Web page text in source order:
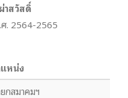
าสวัสดิ์
ศ. 2564-2565
หน่ง
กสมาคมฯ